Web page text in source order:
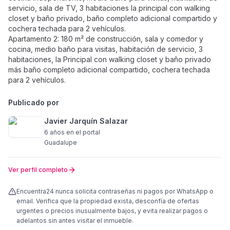
servicio, sala de TV, 3 habitaciones la principal con walking
closet y baño privado, baño completo adicional compartido y
cochera techada para 2 vehículos.
Apartamento 2: 180 m² de construcción, sala y comedor y
cocina, medio baño para visitas, habitación de servicio, 3
habitaciones, la Principal con walking closet y baño privado
más baño completo adicional compartido, cochera techada
para 2 vehículos.
Publicado por
Javier Jarquín Salazar
6 años en el portal
Guadalupe
Ver perfil completo
Encuentra24 nunca solicita contraseñas ni pagos por WhatsApp o
email. Verifica que la propiedad exista, desconfía de ofertas
urgentes o precios inusualmente bajos, y evita realizar pagos o
adelantos sin antes visitar el inmueble.